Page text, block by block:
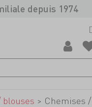
depuis 1974
> Chemises